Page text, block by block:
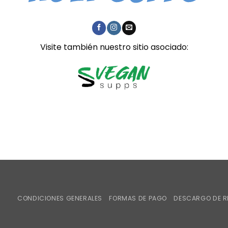
Visite también nuestro sitio asociado:
CONDICIONES GENERALES FORMAS DE PAGO DESCARGO DE